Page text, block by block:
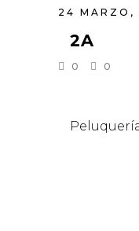
24
2A
0 0